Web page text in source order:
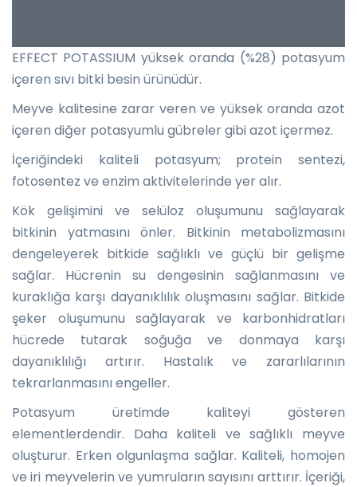
EFFECT POTASSIUM yüksek oranda (%28) potasyum
içeren sıvı bitki besin ürünüdür.
Meyve kalitesine zarar veren ve yüksek oranda azot
içeren diğer potasyumlu gübreler gibi azot içermez.
İçeriğindeki kaliteli potasyum; protein sentezi,
fotosentez ve enzim aktivitelerinde yer alır.
Kök gelişimini ve selüloz oluşumunu sağlayarak
bitkinin yatmasını önler. Bitkinin metabolizmasını
dengeleyerek bitkide sağlıklı ve güçlü bir gelişme
sağlar. Hücrenin su dengesinin sağlanmasını ve
kuraklığa karşı dayanıklılık oluşmasını sağlar. Bitkide
şeker oluşumunu sağlayarak ve karbonhidratları
hücrede tutarak soğuğa ve donmaya karşı
dayanıklılığı artırır. Hastalık ve zararlılarının
tekrarlanmasını engeller.
Potasyum üretimde kaliteyi gösteren
elementlerdendir. Daha kaliteli ve sağlıklı meyve
oluşturur. Erken olgunlaşma sağlar. Kaliteli, homojen
ve iri meyvelerin ve yumruların sayısını arttırır. İçeriği,